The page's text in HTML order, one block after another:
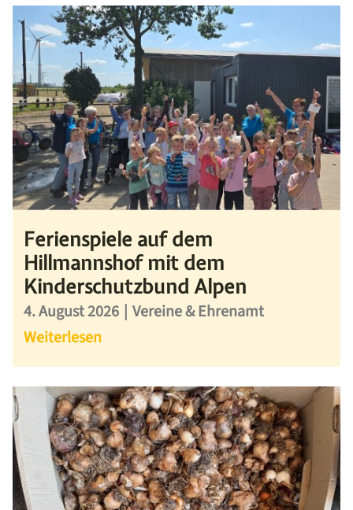
Ferienspiele auf dem
Hillmannshof mit dem
Kinderschutzbund Alpen
4. August 2026 | Vereine & Ehrenamt
Weiterlesen